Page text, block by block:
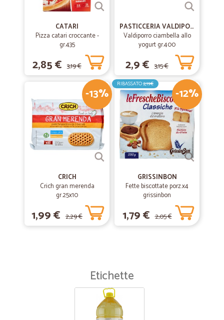
CATARI
Pizza catari croccante -
gr.435
2,85 € 3,19 €
PASTICCERIA VALDIPORRO
Valdiporro ciambella allo
yogurt gr.400
2,9 € 3,15 €
-13%
CRICH
Crich gran merenda
gr.25x10
1,99 € 2,29 €
-12%
RIBASSATO2,19€
GRISSINBON
Fette biscottate porz.x4
grissinbon
1,79 € 2,05 €
Etichette